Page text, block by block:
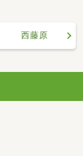
西藤原